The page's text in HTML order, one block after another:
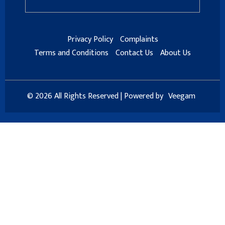
Privacy Policy Complaints
Terms and Conditions Contact Us About Us
© 2026 All Rights Reserved | Powered by Veegam